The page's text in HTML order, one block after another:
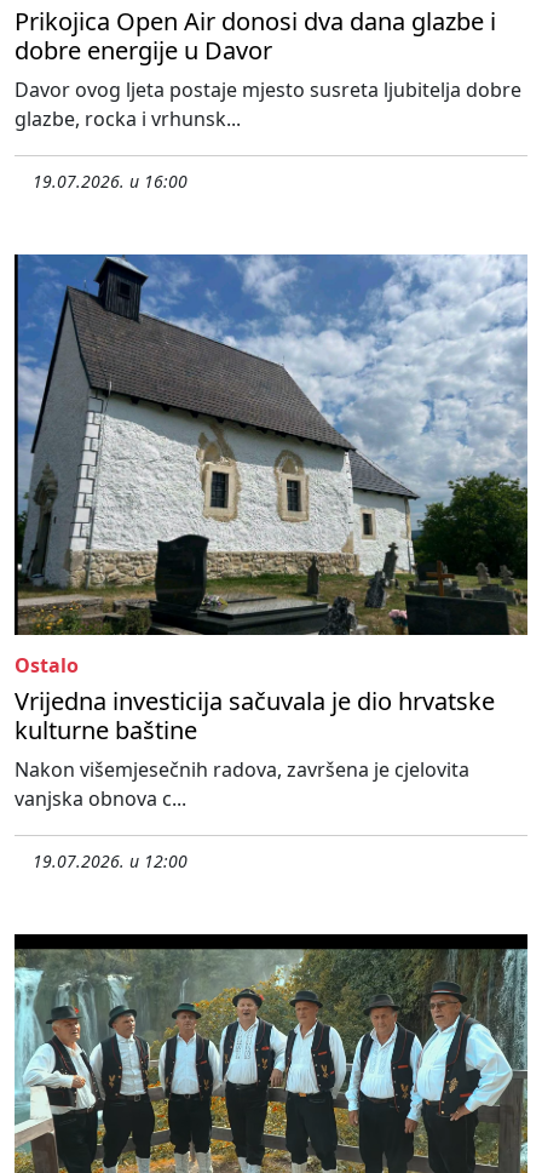
Prikojica Open Air donosi dva dana glazbe i
dobre energije u Davor
Davor ovog ljeta postaje mjesto susreta ljubitelja dobre
glazbe, rocka i vrhunsk...
19.07.2026. u 16:00
Ostalo
Vrijedna investicija sačuvala je dio hrvatske
kulturne baštine
Nakon višemjesečnih radova, završena je cjelovita
vanjska obnova c...
19.07.2026. u 12:00